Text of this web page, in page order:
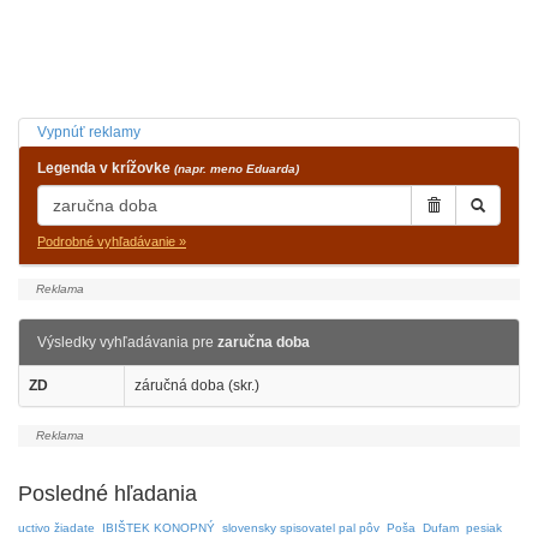
Vypnúť reklamy
Legenda v krížovke (napr. meno Eduarda)
Podrobné vyhľadávanie »
Výsledky vyhľadávania pre zaručna doba
ZD záručná doba (skr.)
Posledné hľadania
uctivo žiadate IBIŠTEK KONOPNÝ slovensky spisovatel pal pôv Poša Dufam pesiak